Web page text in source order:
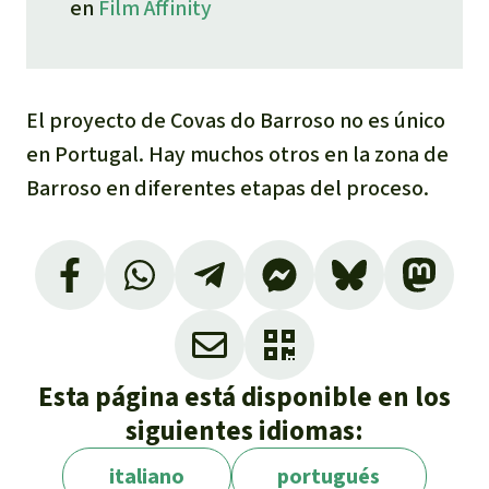
en Film Affinity
El proyecto de Covas do Barroso no es único
en Portugal. Hay muchos otros en la zona de
Barroso en diferentes etapas del proceso.
Sobre la Ley Europea de Materias Primas
Fundamentales, ver:
https://commission.europa.eu/strategy-and-
policy/priorities-2019-2024/european-green-
deal/green-deal-industrial-plan/european-
critical-raw-materials-act_es
El escándalo de corrupción que llevó a la
Esta página está disponible en los
siguientes idiomas:
italiano portugués